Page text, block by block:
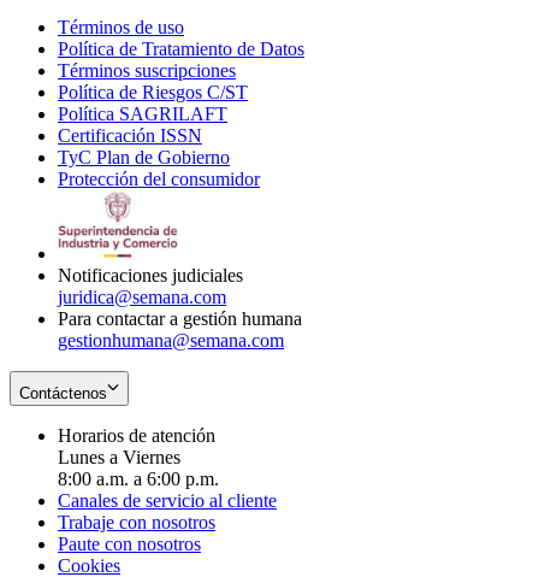
Términos de uso
in
new
window
Política de Tratamiento de Datos
Términos suscripciones
in
Política de Riesgos C/ST
Política SAGRILAFT
new
window
Certificación ISSN
in
new
TyC Plan de Gobierno
in
Protección del consumidorOpens
Notificaciones judiciales
juridica@semana.com
Para contactar a gestión humana
gestionhumana@semana.com
Contáctenos
Horarios de atención
Lunes a Viernes
8:00 a.m. a 6:00 p.m.
Canales de servicio al cliente
Trabaje con nosotros
Paute con nosotros
Cookies